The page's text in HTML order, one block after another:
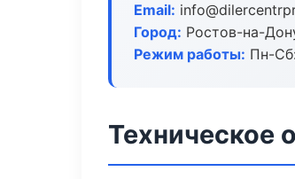
Email:
Город: Ростов-на-
Режим работы: Пн-
Техническое